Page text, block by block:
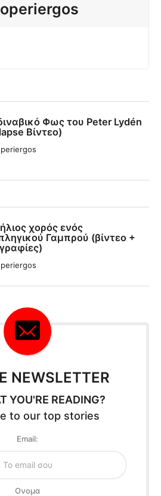
Φως του Peter Lydén
Βίντεο)
χορός ενός
Γαμπρού (βίντεο +
NEWSLETTER
YOU'RE READING?
to our top stories
Email:
Oνομα